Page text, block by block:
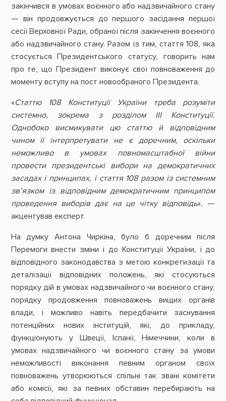
закінчився в умовах воєнного або надзвичайного стану
— він продовжується до першого засідання першої
сесії Верховної Ради, обраної після закінчення воєнного
або надзвичайного стану. Разом із тим, стаття 108, яка
стосується Президентського статусу, говорить нам
про те, що Президент виконує свої повноваження до
моменту вступу на пост новообраного Президента.
«Статтю 108 Конституції України треба розуміти
системно, зокрема з розділом ІІІ Конституції.
Однобоко висмикувати цю статтю й відповідним
чином її інтерпретувати не є доречним, оскільки
неможливо в умовах повномасштабної війни
провести президентські вибори на демократичних
засадах і принципах, і стаття 108 разом із системним
зв’язком із відповідним демократичним принципом
проведення виборів дає на це чітку відповідь», —
акцентував експерт.
На думку Антона Чиркіна, було б доречним після
Перемоги внести зміни і до Конституції України, і до
відповідного законодавства з метою конкретизації та
деталізації відповідних положень, які стосуються
порядку дій в умовах надзвичайного чи воєнного стану,
порядку продовження повноважень вищих органів
влади, і можливо навіть передбачити заснування
потенційних нових інституцій, які, до прикладу,
функціонують у Швеції, Іспанії, Німеччини, коли в
умовах надзвичайного чи воєнного стану за умови
неможливості виконання певним органом своїх
повноважень утворюються спільні так звані комітети
або комісії, які за певних обставин перебирають на